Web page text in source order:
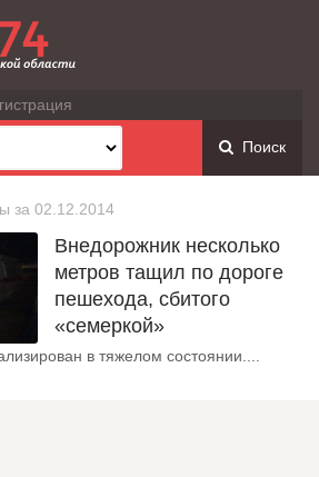
Поиск
за 02.12.2014
Внедорожник несколько
метров тащил по дороге
пешехода, сбитого
«семеркой»
в тяжелом состоянии....